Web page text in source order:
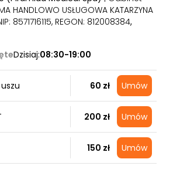
HANDLOWO USŁUGOWA KATARZYNA
8571716115, REGON: 812008384,
Dzisiaj:08:30-19:00
60 zł Umów
200 zł Umów
150 zł Umów